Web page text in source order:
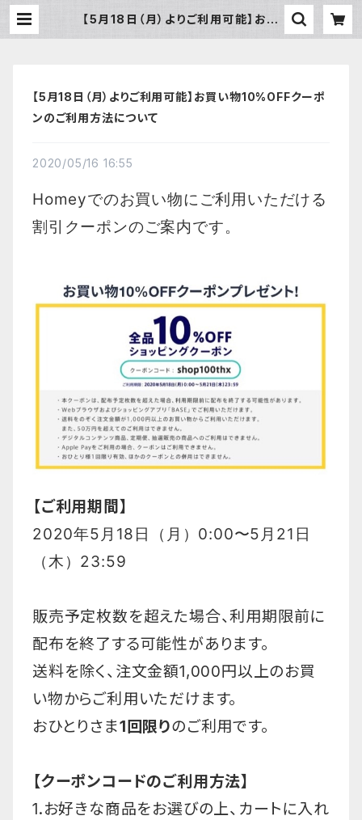
【5月18日（月）よりご利用可能】お買
【5月18日（月）よりご利用可能】お買い物10%OFFクーポ
ンのご利用方法について
2020/05/16 16:55
Homeyでのお買い物にご利用いただける
割引クーポンのご案内です。
【ご利用期間】
2020年5月18日（月）0:00〜5月21日
（木）23:59
販売予定枚数を超えた場合、利用期限前に
配布を終了する可能性があります。
送料を除く、注文金額1,000円以上のお買
い物からご利用いただけます。
おひとりさま1回限りのご利用です。
【クーポンコードのご利用方法】
1.お好きな商品をお選びの上、カートに入れ